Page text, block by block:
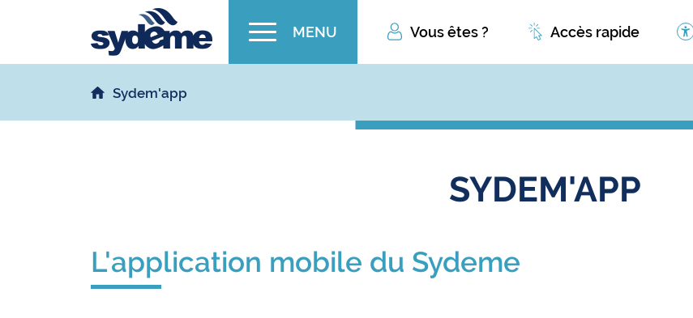
MENU Vous êtes ? Accès rapide
Sydem'app
SYDEM'APP
L'application mobile du Sydeme